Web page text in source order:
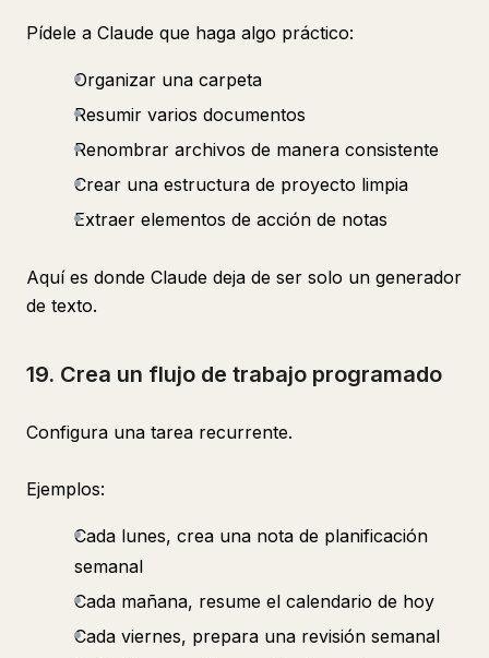
Pídele a Claude que haga algo práctico:
Organizar una carpeta
Resumir varios documentos
Renombrar archivos de manera consistente
Crear una estructura de proyecto limpia
Extraer elementos de acción de notas
Aquí es donde Claude deja de ser solo un generador
de texto.
19. Crea un flujo de trabajo programado
Configura una tarea recurrente.
Ejemplos:
Cada lunes, crea una nota de planificación
semanal
Cada mañana, resume el calendario de hoy
Cada viernes, prepara una revisión semanal